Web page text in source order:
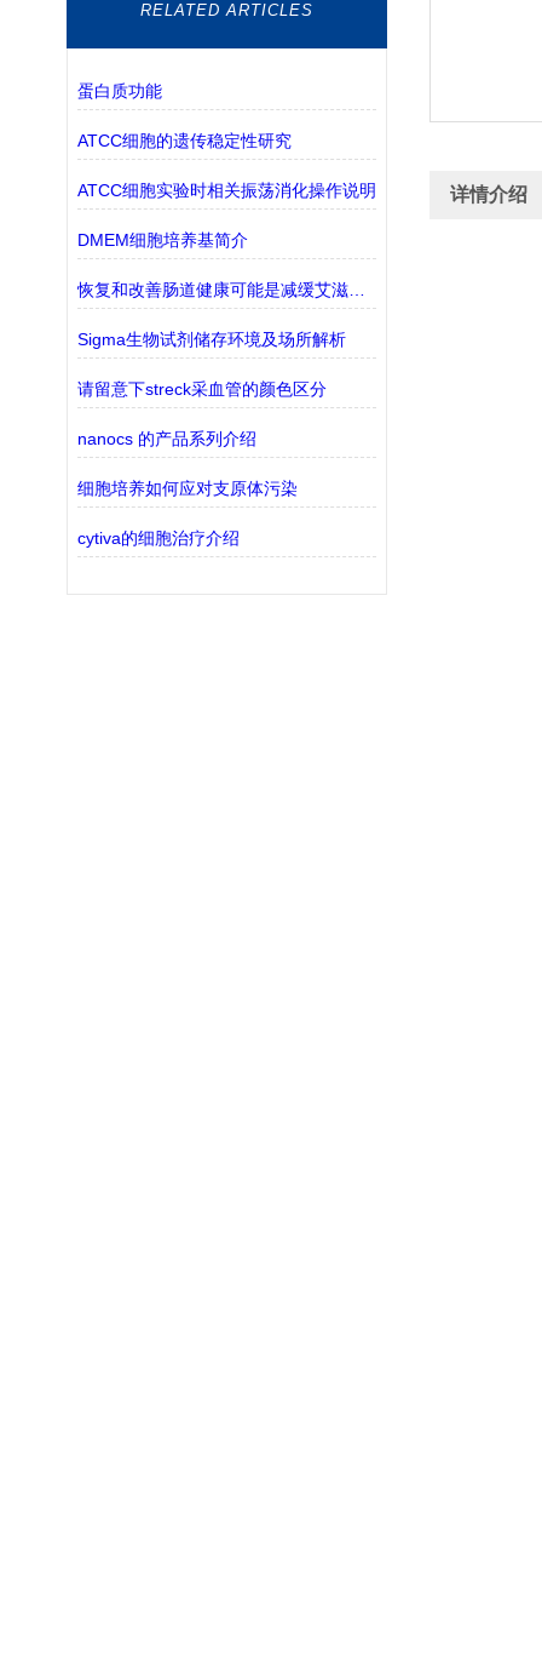
RELATED ARTICLES
蛋白质功能
ATCC细胞的遗传稳定性研究
ATCC细胞实验时相关振荡消化操作说明
DMEM细胞培养基简介
恢复和改善肠道健康可能是减缓艾滋病毒向艾滋病发展的关键
Sigma生物试剂储存环境及场所解析
请留意下streck采血管的颜色区分
nanocs 的产品系列介绍
细胞培养如何应对支原体污染
cytiva的细胞治疗介绍
详情介绍